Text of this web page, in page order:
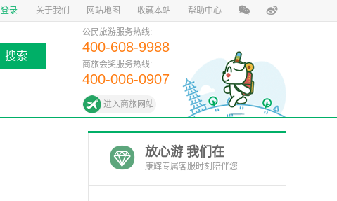
登录 关于我们 网站地图 收藏本站 帮助中心
搜索
公民旅游服务热线:
400-608-9988
商旅会奖服务热线:
400-006-0907
进入商旅网站
放心游 我们在
康辉专属客服时刻陪伴您